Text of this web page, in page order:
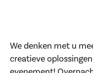
We denken met u
creatieve